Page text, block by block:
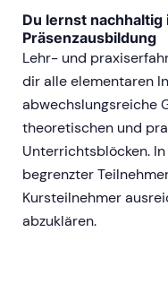
Du lernst nachhaltig
Präsenzausbildung
Lehr- und
dir alle elementaren
abwechslungsreiche
theoretischen und
Unterrichtsblöcken.
begrenzter
Kursteilnehmer
abzuklären.